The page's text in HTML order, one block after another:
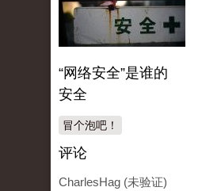
“网络安全”是谁的
安全
冒个泡吧！
评论
CharlesHag (未验证)